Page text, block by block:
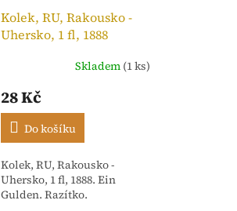
Kolek, RU, Rakousko -
Uhersko, 1 fl, 1888
Skladem (1 ks)
28 Kč
Do košíku
Kolek, RU, Rakousko -
Uhersko, 1 fl, 1888. Ein
Gulden. Razítko.